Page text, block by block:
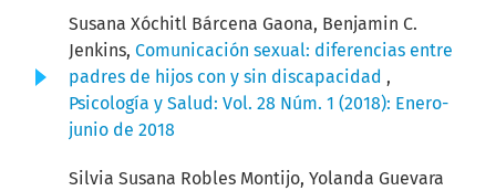
Susana Xóchitl Bárcena Gaona, Benjamin C.
Jenkins, Comunicación sexual: diferencias entre
padres de hijos con y sin discapacidad ,
Psicología y Salud: Vol. 28 Núm. 1 (2018): Enero-
junio de 2018
Silvia Susana Robles Montijo, Yolanda Guevara